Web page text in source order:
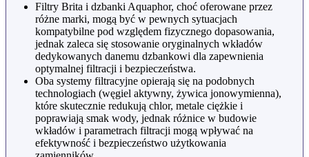
Filtry Brita i dzbanki Aquaphor, choć oferowane przez
różne marki, mogą być w pewnych sytuacjach
kompatybilne pod względem fizycznego dopasowania,
jednak zaleca się stosowanie oryginalnych wkładów
dedykowanych danemu dzbankowi dla zapewnienia
optymalnej filtracji i bezpieczeństwa.
Oba systemy filtracyjne opierają się na podobnych
technologiach (węgiel aktywny, żywica jonowymienna),
które skutecznie redukują chlor, metale ciężkie i
poprawiają smak wody, jednak różnice w budowie
wkładów i parametrach filtracji mogą wpływać na
efektywność i bezpieczeństwo użytkowania